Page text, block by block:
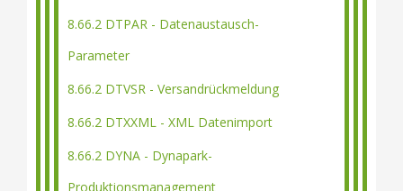
8.66.2 DTPAR - Datenaustausch-
Parameter
8.66.2 DTVSR - Versandrückmeldung
8.66.2 DTXXML - XML Datenimport
8.66.2 DYNA - Dynapark-
Produktionsmanagement